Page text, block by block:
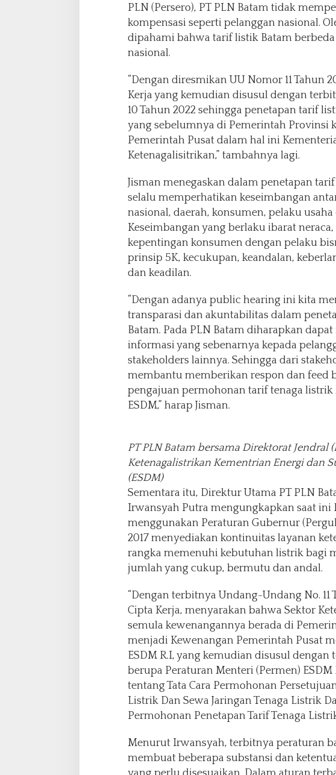
PLN (Persero), PT PLN Batam tidak
kompensasi seperti pelanggan nasional.
dipahami bahwa tarif listik Batam
nasional.
“Dengan diresmikan UU Nomor 11 Tahun
Kerja yang kemudian disusul dengan
10 Tahun 2022 sehingga penetapan tarif
yang sebelumnya di Pemerintah Provinsi
Pemerintah Pusat dalam hal ini
Ketenagalisitrikan,” tambahnya lagi.
Jisman menegaskan dalam penetapan
selalu memperhatikan keseimbangan
nasional, daerah, konsumen, pelaku
Keseimbangan yang berlaku ibarat
kepentingan konsumen dengan pelaku
prinsip 5K, kecukupan, keandalan,
dan keadilan.
“Dengan adanya public hearing ini kita
transparasi dan akuntabilitas dalam
Batam. Pada PLN Batam diharapkan
informasi yang sebenarnya kepada
stakeholders lainnya. Sehingga dari
membantu memberikan respon dan feed
pengajuan permohonan tarif tenaga listrik
ESDM,” harap Jisman.
PT PLN Batam bersama Direktorat Jendral
Ketenagalistrikan Kementrian Energi dan
(ESDM)
Sementara itu, Direktur Utama PT PLN
Irwansyah Putra mengungkapkan saat ini
menggunakan Peraturan Gubernur
2017 menyediakan kontinuitas layanan
rangka memenuhi kebutuhan listrik bagi
jumlah yang cukup, bermutu dan andal.
“Dengan terbitnya Undang-Undang No. 11
Cipta Kerja, menyarakan bahwa Sektor
semula kewenangannya berada di
menjadi Kewenangan Pemerintah Pusat
ESDM R.I, yang kemudian disusul dengan
berupa Peraturan Menteri (Permen) ESDM
tentang Tata Cara Permohonan
Listrik Dan Sewa Jaringan Tenaga Listrik
Permohonan Penetapan Tarif Tenaga
Menurut Irwansyah, terbitnya peraturan
membuat beberapa substansi dan